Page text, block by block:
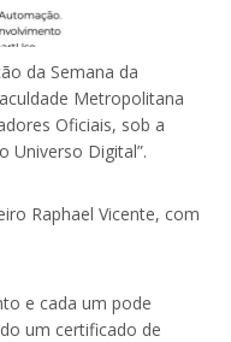
da Semana da
Metropolitana
Oficiais, sob a
Universo Digital”.
Raphael Vicente, com
e cada um pode
um certificado de